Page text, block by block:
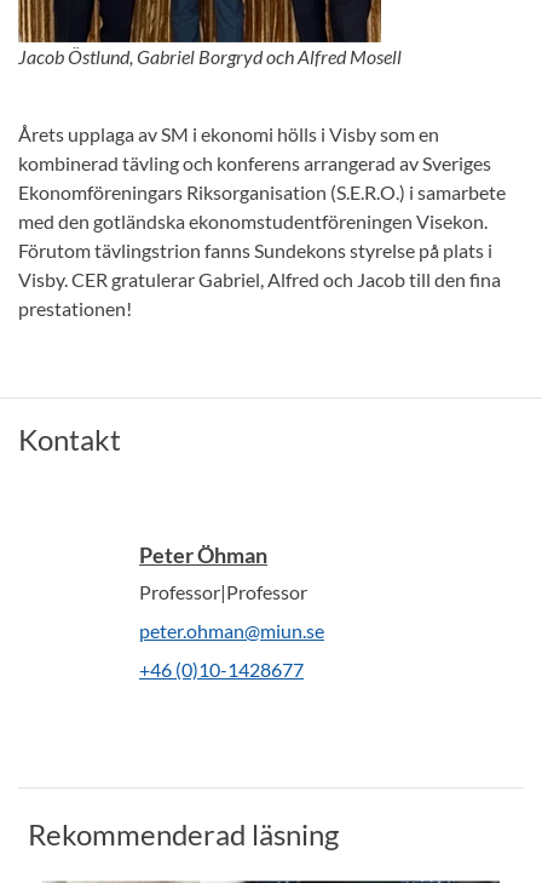
Jacob Östlund, Gabriel Borgryd och Alfred Mosell
Årets upplaga av SM i ekonomi hölls i Visby som en
kombinerad tävling och konferens arrangerad av Sveriges
Ekonomföreningars Riksorganisation (S.E.R.O.) i samarbete
med den gotländska ekonomstudentföreningen Visekon.
Förutom tävlingstrion fanns Sundekons styrelse på plats i
Visby. CER gratulerar Gabriel, Alfred och Jacob till den fina
prestationen!
Kontakt
Peter Öhman
Professor|Professor
peter.ohman@miun.se
+46 (0)10-1428677
Rekommenderad läsning